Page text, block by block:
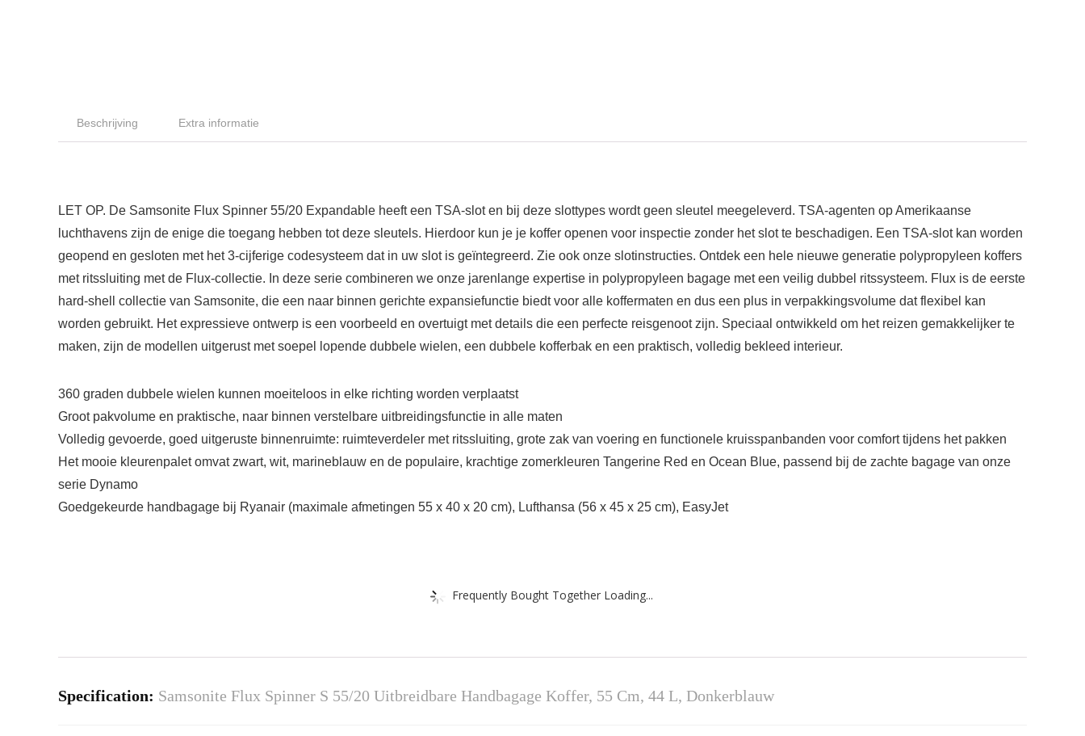
Beschrijving Extra informatie
LET OP. De Samsonite Flux Spinner 55/20 Expandable heeft een TSA-slot en bij deze slottypes wordt geen sleutel meegeleverd. TSA-agenten op Amerikaanse
luchthavens zijn de enige die toegang hebben tot deze sleutels. Hierdoor kun je je koffer openen voor inspectie zonder het slot te beschadigen. Een TSA-slot kan worden
geopend en gesloten met het 3-cijferige codesysteem dat in uw slot is geïntegreerd. Zie ook onze slotinstructies. Ontdek een hele nieuwe generatie polypropyleen koffers
met ritssluiting met de Flux-collectie. In deze serie combineren we onze jarenlange expertise in polypropyleen bagage met een veilig dubbel ritssysteem. Flux is de eerste
hard-shell collectie van Samsonite, die een naar binnen gerichte expansiefunctie biedt voor alle koffermaten en dus een plus in verpakkingsvolume dat flexibel kan
worden gebruikt. Het expressieve ontwerp is een voorbeeld en overtuigt met details die een perfecte reisgenoot zijn. Speciaal ontwikkeld om het reizen gemakkelijker te
maken, zijn de modellen uitgerust met soepel lopende dubbele wielen, een dubbele kofferbak en een praktisch, volledig bekleed interieur.
360 graden dubbele wielen kunnen moeiteloos in elke richting worden verplaatst
Groot pakvolume en praktische, naar binnen verstelbare uitbreidingsfunctie in alle maten
Volledig gevoerde, goed uitgeruste binnenruimte: ruimteverdeler met ritssluiting, grote zak van voering en functionele kruisspanbanden voor comfort tijdens het pakken
Het mooie kleurenpalet omvat zwart, wit, marineblauw en de populaire, krachtige zomerkleuren Tangerine Red en Ocean Blue, passend bij de zachte bagage van onze
serie Dynamo
Goedgekeurde handbagage bij Ryanair (maximale afmetingen 55 x 40 x 20 cm), Lufthansa (56 x 45 x 25 cm), EasyJet
Frequently Bought Together Loading...
Specification: Samsonite Flux Spinner S 55/20 Uitbreidbare Handbagage Koffer, 55 Cm, 44 L, Donkerblauw